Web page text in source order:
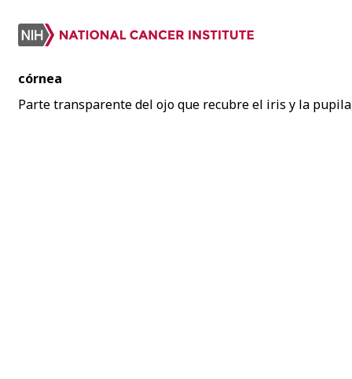
córnea
Parte transparente del ojo que recubre el iris y la